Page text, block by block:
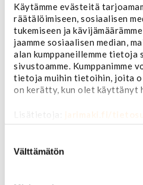
Käytämme evästeitä
räätälöimiseen, sosiaalisen
tukemiseen ja
jaamme sosiaalisen median,
alan kumppaneillemme tietoja
sivustoamme. Kumppanimme
tietoja muihin tietoihin, joita
on kerätty, kun olet käyttänyt
Lisätietoja: jarimaki.fi/
valinta
Välttämätön
Etusivu
USA-auton osat
Alusta
Ohjauslaitteet ja
Pallonivelet
Tukivarret